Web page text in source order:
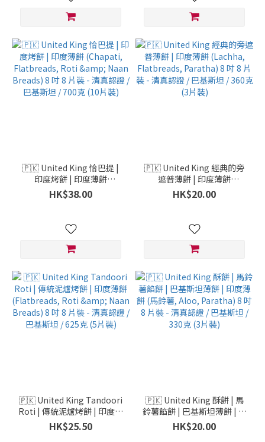
🇵🇰 United King 恰巴提 |
印度烤餅 | 印度薄餅
(Chapati, Flatbreads, Roti
& Naan Breads) 8 吋 8 片裝
克 (10片裝)
HK$38.00
🇵🇰 United King 經典的旁
遮普薄餅 | 印度薄餅
(Lachha, Flatbreads,
Paratha) 8 吋 8 片裝 - 清真
裝)
HK$20.00
🇵🇰 United King Tandoori
Roti | 傳統泥爐烤餅 | 印度薄
餅 (Flatbreads, Roti &
Naan Breads) 8 吋 8 片裝 -
HK$25.50
🇵🇰 United King 酥餅 | 馬
鈴薯餡餅 | 巴基斯坦薄餅 | 印
度薄餅 (馬鈴薯, Aloo,
Paratha) 8 吋 8 片裝 - 清真
HK$20.00